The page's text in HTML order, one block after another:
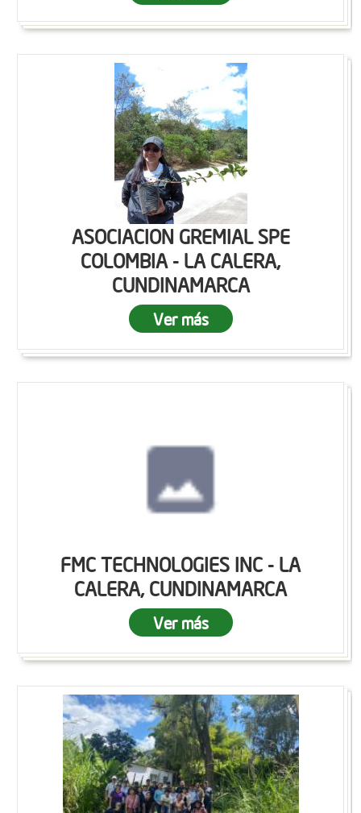
ASOCIACION GREMIAL SPE
COLOMBIA - LA CALERA,
CUNDINAMARCA
Ver más
FMC TECHNOLOGIES INC - LA
CALERA, CUNDINAMARCA
Ver más